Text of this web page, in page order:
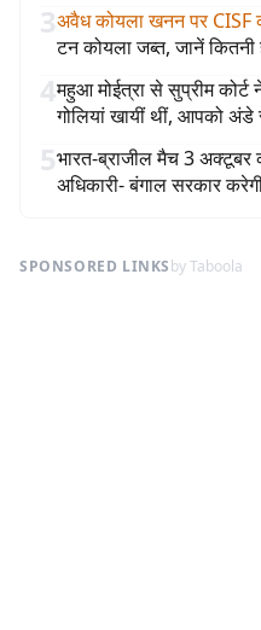
3अवैध कोयला खनन पर CISF
टन कोयला जब्त, जानें
4महुआ मोईत्रा से सुप्रीम कोर्ट
गोलियां खायीं थीं, आपको अंडे
5भारत-ब्राजील मैच 3 अक्टूबर
अधिकारी- बंगाल सरकार
SPONSORED LINKSby Taboola